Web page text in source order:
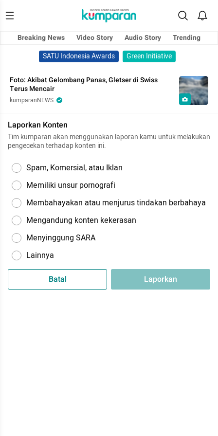
Breaking News Video Story Audio Story
Trending
SATU Indonesia Awards
Green Initiative
Foto: Akibat Gelombang Panas, Gletser di Swiss
Terus Mencair
kumparanNEWS
Laporkan Konten
Tim kumparan akan menggunakan laporan kamu untuk melakukan
pengecekan terhadap konten ini.
Spam, Komersial, atau Iklan
Memiliki unsur pornografi
Membahayakan atau menjurus tindakan berbahaya
Mengandung konten kekerasan
Menyinggung SARA
Lainnya
Batal Laporkan